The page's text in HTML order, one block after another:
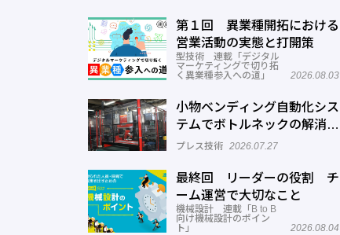
第１回 異業種開拓における
営業活動の実態と打開策
型技術 連載「デジタル
マーケティングで切り拓
く異業種参入への道」
2026.08.03
小物ベンディング自動化シス
テムでボトルネックの解消へ
─正幸産業
プレス技術 2026.07.27
最終回 リーダーの役割 チ
ーム運営で大切なこと
機械設計 連載「B to B
向け機械設計のポイン
ト」
2026.08.04